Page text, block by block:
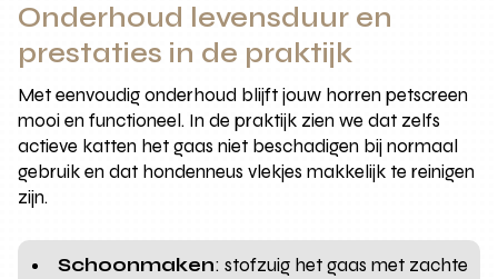
Onderhoud levensduur en
prestaties in de praktijk
Met eenvoudig onderhoud blijft jouw horren petscreen
mooi en functioneel. In de praktijk zien we dat zelfs
actieve katten het gaas niet beschadigen bij normaal
gebruik en dat hondenneus vlekjes makkelijk te reinigen
zijn.
Schoonmaken: stofzuig het gaas met zachte